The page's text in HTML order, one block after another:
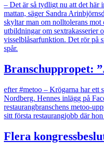
– Det är så tydligt nu att det här
mattan, säger Sandra
skyltar man om nolltolerans
utbildningar om sextrakasserier
visselblåsarfunktion. Det rör på
spår.
Branschuppropet:
efter #metoo – Krögarna har ett
Nordberg. Hennes inlägg på
restaurangbranschens metoo-
sitt första restaurangjobb där
Flera